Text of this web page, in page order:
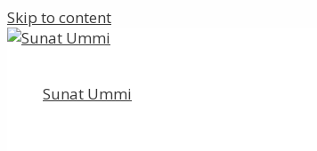
Skip to content
Sunat Ummi